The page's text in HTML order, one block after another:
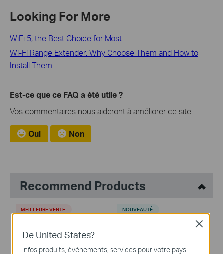
Looking For More
WiFi 5, the Best Choice for Most
Wi-Fi Range Extender: Why Choose Them and How to
Install Them
Est-ce que ce FAQ a été utile ?
Vos commentaires nous aideront à améliorer ce site.
Oui Non
Recommend Products
MEILLEURE VENTE NOUVEAUTÉ
De United States?
Infos produits, événements, services pour votre pays.
Close